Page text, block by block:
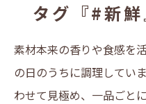
タグ『#新
素材本来の香りや食感を
の日のうちに調理してい
わせて見極め、一品ごと